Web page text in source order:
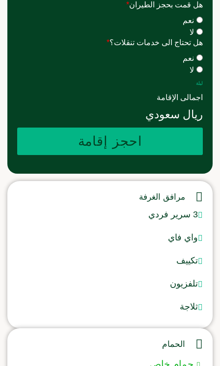
مرافق الغرفة
3 سرير فردي
واي فاي
تكييف
تلفزيون
ثلاجة
الحمام
هل قمت بحجز الطيران*
نعم
لا
هل تحتاج الى خدمات تنقلات؟*
نعم
لا
ليلة
اجمالى الإقامة
ريال سعودي
احجز إقامة